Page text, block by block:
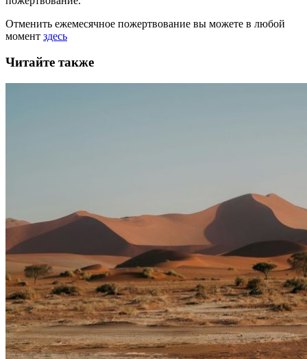
Отменить ежемесячное пожертвование вы можете в любой
момент здесь
Читайте также